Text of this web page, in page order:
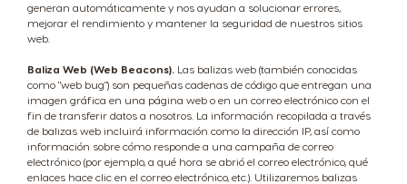
generan automáticamente y nos ayudan a solucionar errores,
mejorar el rendimiento y mantener la seguridad de nuestros sitios
web.
Baliza Web (Web Beacons). Las balizas web (también conocidas
como "web bug") son pequeñas cadenas de código que entregan una
imagen gráfica en una página web o en un correo electrónico con el
fin de transferir datos a nosotros. La información recopilada a través
de balizas web incluirá información como la dirección IP, así como
información sobre cómo responde a una campaña de correo
electrónico (por ejemplo, a qué hora se abrió el correo electrónico, qué
enlaces hace clic en el correo electrónico, etc.). Utilizaremos balizas